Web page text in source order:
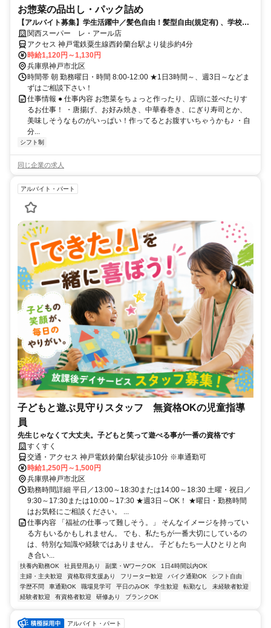
お惣菜の品出し・パック詰め
【アルバイト募集】学生活躍中／髪色自由！髪型自由(規定有) 、学校行
事などのシフト相談OK！
関西スーパー レ・アール店
アクセス 神戸電鉄粟生線西鈴蘭台駅より徒歩約4分
時給1,120円～1,130円
兵庫県神戸市北区
時間帯 朝 勤務曜日・時間 8:00-12:00 ★1日3時間～、週3日～などま
ずはご相談下さい！
仕事情報 ● 仕事内容 お惣菜をちょっと作ったり、店頭に並べたりす
るお仕事！ ・唐揚げ、お好み焼き、中華春巻き、にぎり寿司とか、
美味しそうなものがいっぱい！作ってるとお腹すいちゃうかも♪ ・自
分...
シフト制
同じ企業の求人
アルバイト・パート
子どもと遊ぶ見守りスタッフ 無資格OKの児童指導
員
先生じゃなくて大丈夫。子どもと笑って遊べる事が一番の資格です
すくすく
交通・アクセス 神戸電鉄鈴蘭台駅徒歩10分 ※車通勤可
時給1,250円～1,500円
兵庫県神戸市北区
勤務時間詳細 平日／13:00～18:30または14:00～18:30 土曜・祝日／
9:30～17:30または10:00～17:30 ★週3日～OK！ ★曜日・勤務時間
はお気軽にご相談ください。 ...
仕事内容 「福祉の仕事って難しそう。」 そんなイメージを持ってい
る方もいるかもしれません。 でも、私たちが一番大切にしているの
は、特別な知識や経験ではありません。 子どもたち一人ひとりと向
き合い...
扶養内勤務OK 社員登用あり 副業・WワークOK
1日4時間以内OK
主婦・主夫歓迎
資格取得支援あり フリーター歓迎 バイク通勤OK
シフト自由
学歴不問
車通勤OK 職場見学可 平日のみOK 学生歓迎 転勤なし
未経験者歓迎
経験者歓迎
有資格者歓迎 研修あり ブランクOK
アルバイト・パート